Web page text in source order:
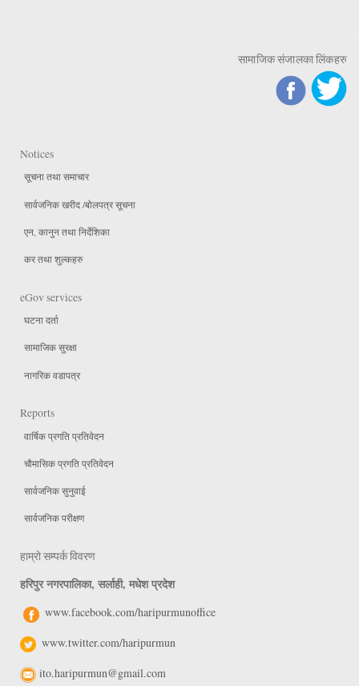
सामाजिक संजालका लिंकहरु
Notices
सूचना तथा समाचार
सार्वजनिक खरीद /बोलपत्र सूचना
एन, कानुन तथा निर्देशिका
कर तथा शुल्कहरु
eGov services
घटना दर्ता
सामाजिक सुरक्षा
नागरिक वडापत्र
Reports
वार्षिक प्रगति प्रतिवेदन
चौमासिक प्रगति प्रतिवेदन
सार्वजनिक सुनुवाई
सार्वजनिक परीक्षण
हाम्रो सम्पर्क विवरण
हरिपुर नगरपालिका, सर्लाही, मधेश प्रदेश
www.facebook.com/haripurmunoffice
www.twitter.com/haripurmun
ito.haripurmun@gmail.com